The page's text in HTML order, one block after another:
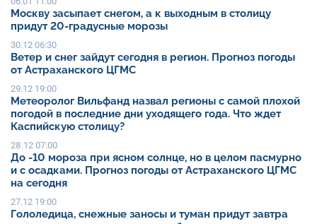
Москву засыпает снегом, а к выходным в столицу
придут 20-градусные морозы
30.12 06:30
Ветер и снег зайдут сегодня в регион. Прогноз погоды
от Астраханского ЦГМС
29.12 19:00
Метеоролог Вильфанд назвал регионы с самой плохой
погодой в последние дни уходящего года. Что ждет
Каспийскую столицу?
28.12 07:00
До -10 мороза при ясном солнце, но в целом пасмурно
и с осадками. Прогноз погоды от Астраханского ЦГМС
на сегодня
27.12 19:00
Гололедица, снежные заносы и туман придут завтра